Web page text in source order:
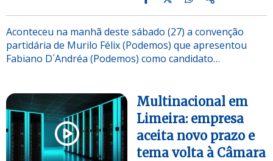
Aconteceu na manhã deste sábado (27) a convenção
partidária de Murilo Félix (Podemos) que apresentou
Fabiano D´Andréa (Podemos) como candidato…
Multinacional em
Limeira: empresa
aceita novo prazo e
tema volta à Câmara